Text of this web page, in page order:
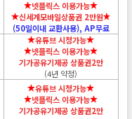
넷플릭스 이용가능
신세계모바일상품권 2만원
(50일이내 교환사용), AP무료
유튜브 시청가능
넷플릭스 이용가능
기가공유기제공 상품권2만
(4년 약정)
유튜브 시청가능
넷플릭스 이용가능
기가공유기제공 상품권2만